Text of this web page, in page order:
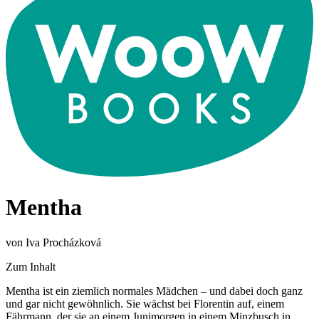
Mentha
von Iva Procházková
Zum Inhalt
Mentha ist ein ziemlich normales Mädchen – und dabei doch ganz
und gar nicht gewöhnlich. Sie wächst bei Florentin auf, einem
Fährmann, der sie an einem Junimorgen in einem Minzbusch in